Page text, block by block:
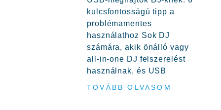
kulcsfontosságú tipp a
problémamentes
használathoz Sok DJ
számára, akik önálló vagy
all-in-one DJ felszerelést
használnak, és USB
TOVÁBB OLVASOM